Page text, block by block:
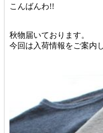
こんばんわ!!
秋物届いております。
今回は入荷情報をご案内